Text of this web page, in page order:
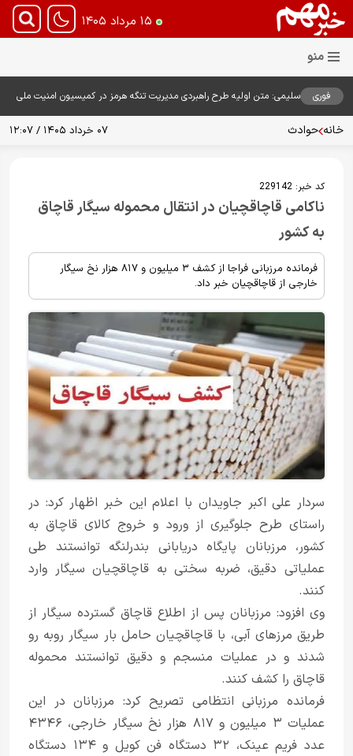
۱۵ مرداد ۱۴۰۵
فوری
سلیمی: متن اولیه طرح راهبردی مدیریت تنگه هرمز در کمیسیون امنیت ملی
خانه حوادث ۰۷ خرداد ۱۴۰۵ / ۱۲:۰۷
کد خبر: 229142
ناکامی قاچاقچیان در انتقال محموله سیگار قاچاق
به کشور
فرمانده مرزبانی فراجا از کشف ۳ میلیون و ۸۱۷ هزار نخ سیگار
خارجی از قاچاقچیان خبر داد.
سردار علی اکبر جاویدان با اعلام این خبر اظهار کرد: در
راستای طرح جلوگیری از ورود و خروج کالای قاچاق به
کشور، مرزبانان پایگاه دریابانی بندرلنگه توانستند طی
عملیاتی دقیق، ضربه سختی به قاچاقچیان سیگار وارد
کنند.
وی افزود: مرزبانان پس از اطلاع قاچاق گسترده سیگار از
طریق مرز‌های آبی، با قاچاقچیان حامل بار سیگار روبه رو
شدند و در عملیات منسجم و دقیق توانستند محموله
قاچاق را کشف کنند.
فرمانده مرزبانی انتظامی تصریح کرد: مرزبانان در این
عملیات ۳ میلیون و ۸۱۷ هزار نخ سیگار خارجی، ۴۳۴۶
عدد فریم عینک، ۳۲ دستگاه فن کویل و ۱۳۴ دستگاه